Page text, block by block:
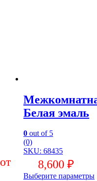
Белая эмаль
0 out of 5
(0)
SKU: 68435
8,600 ₽
Выберите параметры